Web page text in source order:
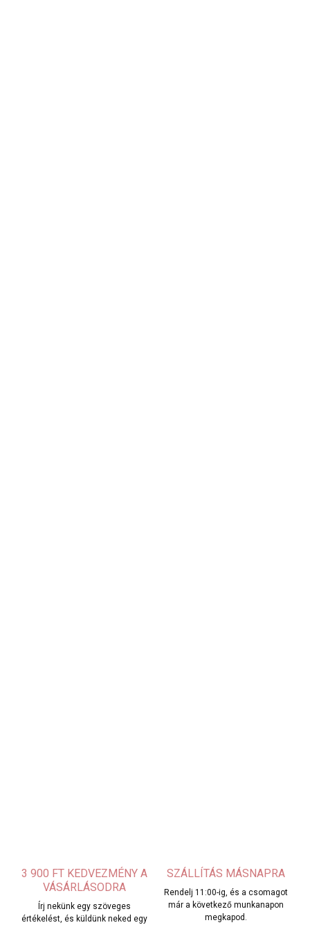
3 900 FT KEDVEZMÉNY A
VÁSÁRLÁSODRA
Írj nekünk egy szöveges
értékelést, és küldünk neked egy
SZÁLLÍTÁS MÁSNAPRA
Rendelj 11:00-ig, és a csomagot
már a következő munkanapon
megkapod.